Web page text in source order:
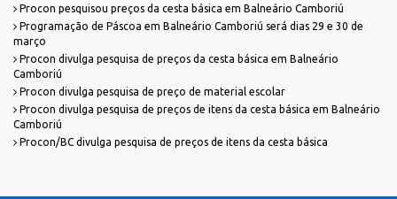
Procon pesquisou preços da cesta básica em Balneário Camboriú
Programação de Páscoa em Balneário Camboriú será dias 29 e 30 de
março
Procon divulga pesquisa de preços da cesta básica em Balneário
Camboriú
Procon divulga pesquisa de preço de material escolar
Procon divulga pesquisa de preços de itens da cesta básica em Balneário
Camboriú
Procon/BC divulga pesquisa de preços de itens da cesta básica